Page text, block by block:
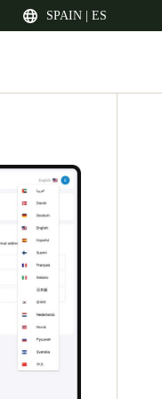
SPAIN | ES